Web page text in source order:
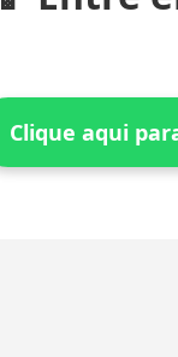
Clique aqui